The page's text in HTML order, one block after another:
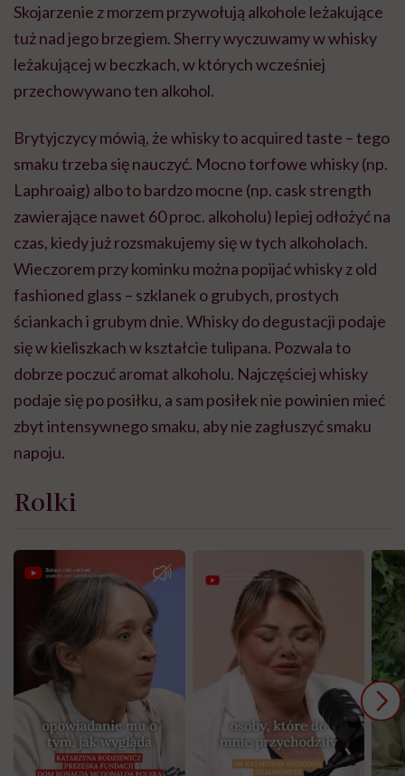
Skojarzenie z morzem przywołują alkohole leżakujące
tuż nad jego brzegiem. Sherry wyczuwamy w whisky
leżakującej w beczkach, w których wcześniej
przechowywano ten alkohol.
Brytyjczycy mówią, że whisky to acquired taste – tego
smaku trzeba się nauczyć. Mocno torfowe whisky (np.
Laphroaig) albo to bardzo mocne (np. cask strength
zawierające nawet 60 proc. alkoholu) lepiej odłożyć na
czas, kiedy już rozsmakujemy się w tych alkoholach.
Wieczorem przy kominku można popijać whisky z old
fashioned glass – szklanek o grubych, prostych
ściankach i grubym dnie. Whisky do degustacji podaje
się w kieliszkach w kształcie tulipana. Pozwala to
dobrze poczuć aromat alkoholu. Najczęściej whisky
podaje się po posiłku, a sam posiłek nie powinien mieć
zbyt intensywnego smaku, aby nie zagłuszyć smaku
napoju.
Rolki